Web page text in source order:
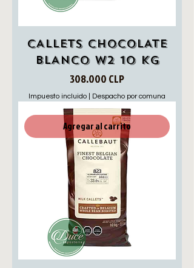
CALLETS CHOCOLATE
BLANCO W2 10 KG
Precio
308.000 CLP
Impuesto incluido Despacho por comuna
Agregar al carrito